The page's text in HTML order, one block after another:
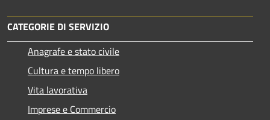
CATEGORIE DI SERVIZIO
Anagrafe e stato civile
Cultura e tempo libero
Vita lavorativa
Imprese e Commercio